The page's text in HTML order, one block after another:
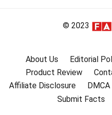
© 2023
About Us Editorial
Product Review
Affiliate Disclosure
DMCA
Submit Facts